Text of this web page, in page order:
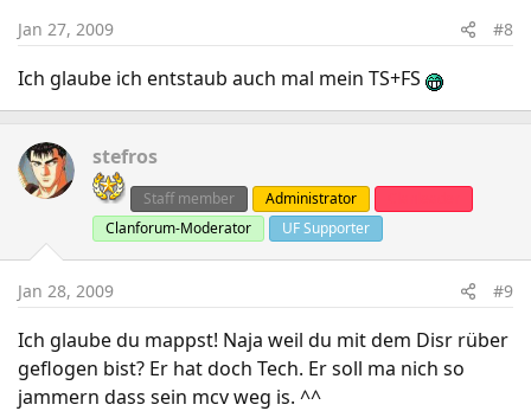
Jan 27, 2009 #8
Ich glaube ich entstaub auch mal mein TS+FS
stefros
Staff member Administrator
Clanforum-Moderator
UF Supporter
Jan 28, 2009 #9
Ich glaube du mappst! Naja weil du mit dem Disr rüber
geflogen bist? Er hat doch Tech. Er soll ma nich so
jammern dass sein mcv weg is. ^^